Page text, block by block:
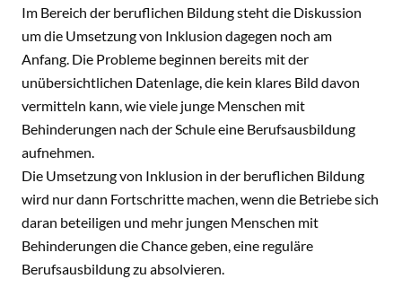
Im Bereich der beruflichen Bildung steht die Diskussion
um die Umsetzung von Inklusion dagegen noch am
Anfang. Die Probleme beginnen bereits mit der
unübersichtlichen Datenlage, die kein klares Bild davon
vermitteln kann, wie viele junge Menschen mit
Behinderungen nach der Schule eine Berufsausbildung
aufnehmen.
Die Umsetzung von Inklusion in der beruflichen Bildung
wird nur dann Fortschritte machen, wenn die Betriebe sich
daran beteiligen und mehr jungen Menschen mit
Behinderungen die Chance geben, eine reguläre
Berufsausbildung zu absolvieren.